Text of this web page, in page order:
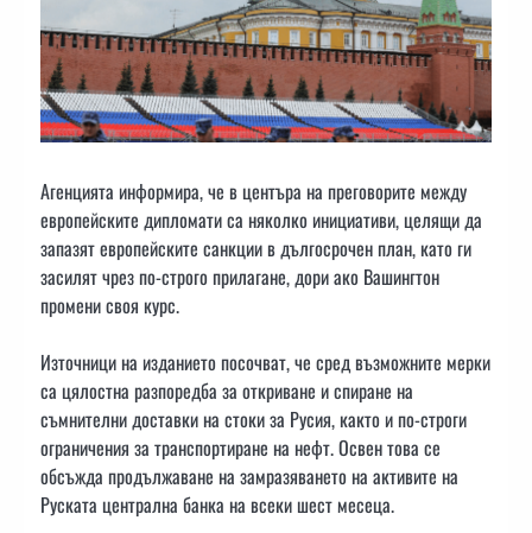
Агенцията информира, че в центъра на преговорите между
европейските дипломати са няколко инициативи, целящи да
запазят европейските санкции в дългосрочен план, като ги
засилят чрез по-строго прилагане, дори ако Вашингтон
промени своя курс.
Източници на изданието посочват, че сред възможните мерки
са цялостна разпоредба за откриване и спиране на
съмнителни доставки на стоки за Русия, както и по-строги
ограничения за транспортиране на нефт. Освен това се
обсъжда продължаване на замразяването на активите на
Руската централна банка на всеки шест месеца.